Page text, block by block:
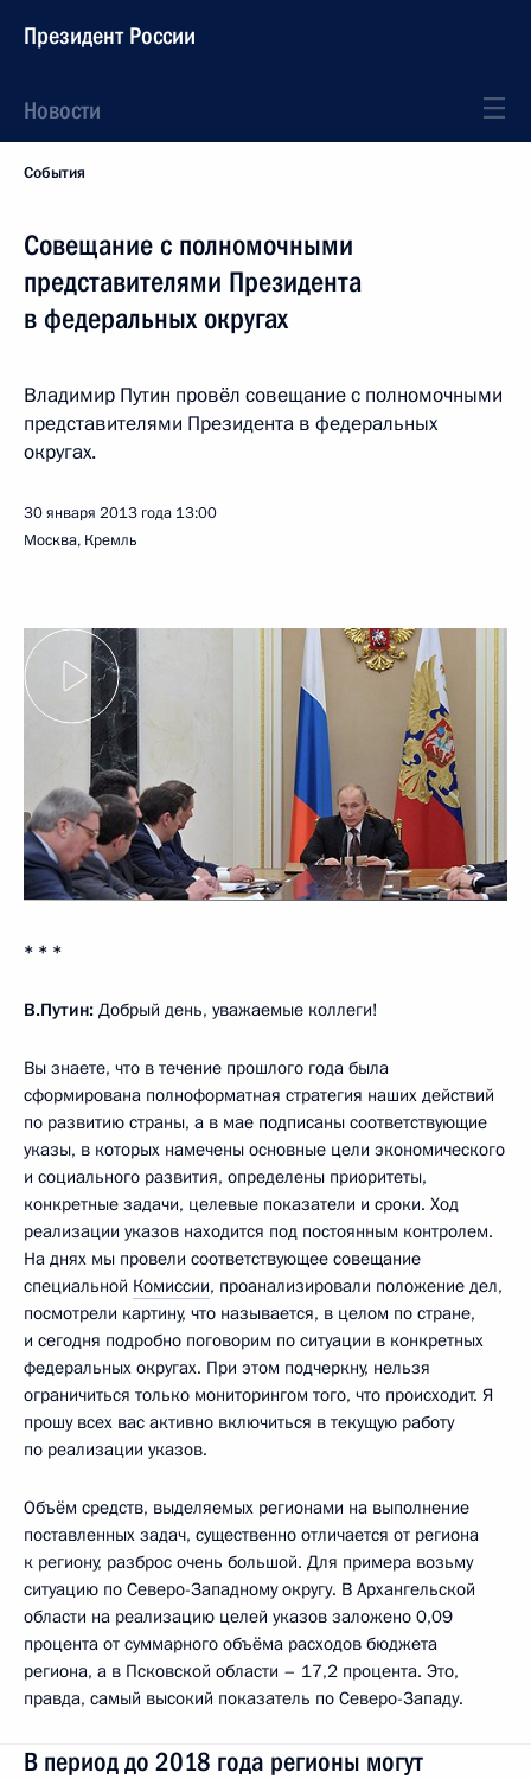
Президент России
Новости
События
Совещание с полномочными
представителями Президента
в федеральных округах
Владимир Путин провёл совещание с полномочными
представителями Президента в федеральных
округах.
30 января 2013 года 13:00
Москва, Кремль
* * *
В.Путин: Добрый день, уважаемые коллеги!
Вы знаете, что в течение прошлого года была
сформирована полноформатная стратегия наших действий
по развитию страны, а в мае подписаны соответствующие
указы, в которых намечены основные цели экономического
и социального развития, определены приоритеты,
конкретные задачи, целевые показатели и сроки. Ход
реализации указов находится под постоянным контролем.
На днях мы провели соответствующее совещание
специальной Комиссии, проанализировали положение дел,
посмотрели картину, что называется, в целом по стране,
и сегодня подробно поговорим по ситуации в конкретных
федеральных округах. При этом подчеркну, нельзя
ограничиться только мониторингом того, что происходит. Я
прошу всех вас активно включиться в текущую работу
по реализации указов.
Объём средств, выделяемых регионами на выполнение
поставленных задач, существенно отличается от региона
к региону, разброс очень большой. Для примера возьму
ситуацию по Северо-Западному округу. В Архангельской
области на реализацию целей указов заложено 0,09
процента от суммарного объёма расходов бюджета
региона, а в Псковской области – 17,2 процента. Это,
правда, самый высокий показатель по Северо-Западу.
В период до 2018 года регионы могут